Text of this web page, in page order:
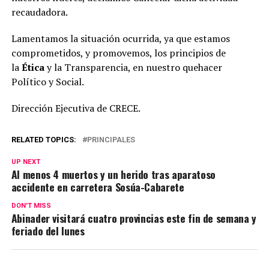
recaudadora.
Lamentamos la situación ocurrida, ya que estamos
comprometidos, y promovemos, los principios de
laÉticay la Transparencia, en nuestro quehacer
Político y Social.
Dirección Ejecutiva de CRECE.
RELATED TOPICS: PRINCIPALES
UP NEXT
Al menos 4 muertos y un herido tras aparatoso
accidente en carretera Sosúa-Cabarete
DON'T MISS
Abinader visitará cuatro provincias este fin de semana y
feriado del lunes